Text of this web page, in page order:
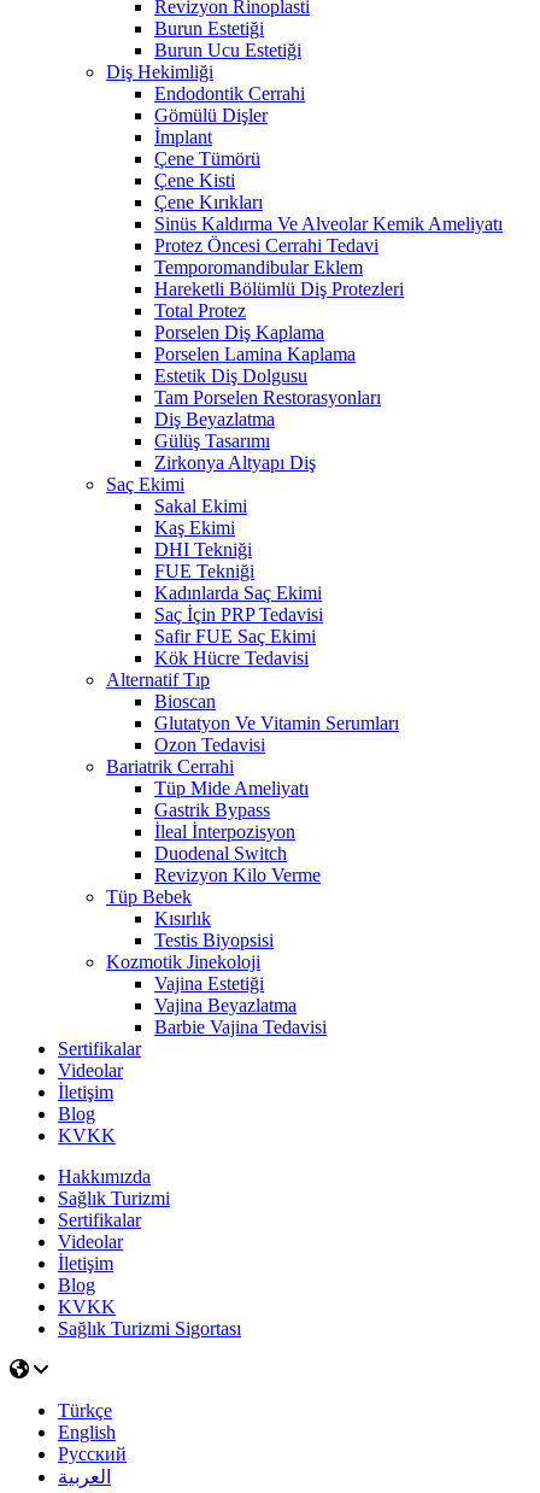
Revizyon Rinoplasti
Burun Estetiği
Burun Ucu Estetiği
Diş Hekimliği
Endodontik Cerrahi
Gömülü Dişler
İmplant
Çene Tümörü
Çene Kisti
Çene Kırıkları
Sinüs Kaldırma Ve Alveolar Kemik Ameliyatı
Protez Öncesi Cerrahi Tedavi
Temporomandibular Eklem
Hareketli Bölümlü Diş Protezleri
Total Protez
Porselen Diş Kaplama
Porselen Lamina Kaplama
Estetik Diş Dolgusu
Tam Porselen Restorasyonları
Diş Beyazlatma
Gülüş Tasarımı
Zirkonya Altyapı Diş
Saç Ekimi
Sakal Ekimi
Kaş Ekimi
DHI Tekniği
FUE Tekniği
Kadınlarda Saç Ekimi
Saç İçin PRP Tedavisi
Safir FUE Saç Ekimi
Kök Hücre Tedavisi
Alternatif Tıp
Bioscan
Glutatyon Ve Vitamin Serumları
Ozon Tedavisi
Bariatrik Cerrahi
Tüp Mide Ameliyatı
Gastrik Bypass
İleal İnterpozisyon
Duodenal Switch
Revizyon Kilo Verme
Tüp Bebek
Kısırlık
Testis Biyopsisi
Kozmotik Jinekoloji
Vajina Estetiği
Vajina Beyazlatma
Barbie Vajina Tedavisi
Sertifikalar
Videolar
İletişim
Blog
KVKK
Hakkımızda
Sağlık Turizmi
Sertifikalar
Videolar
İletişim
Blog
KVKK
Sağlık Turizmi Sigortası
Türkçe
English
Русский
العربية